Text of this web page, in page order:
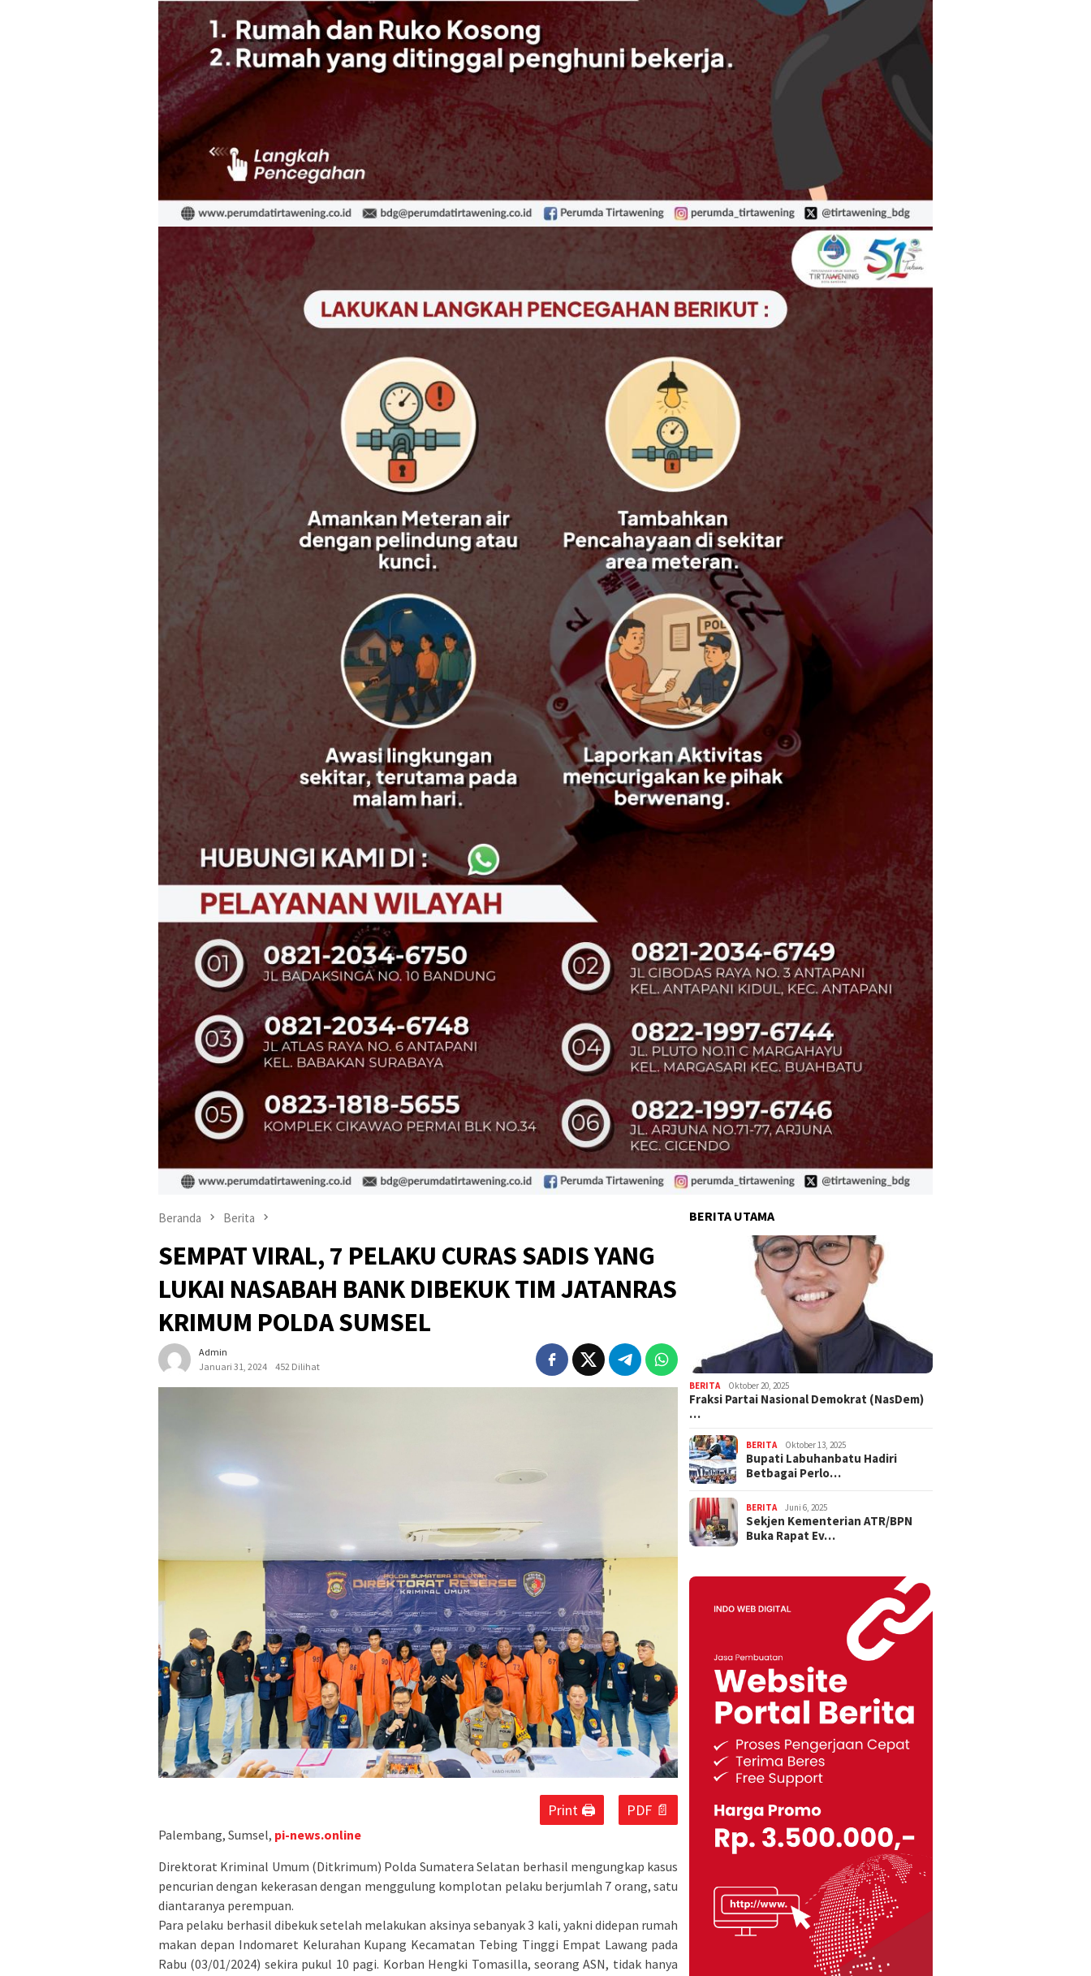
Beranda Berita
SEMPAT VIRAL, 7 PELAKU CURAS SADIS YANG
LUKAI NASABAH BANK DIBEKUK TIM JATANRAS
KRIMUM POLDA SUMSEL
Admin
Januari 31, 2024
452 Dilihat
Print 🖨 PDF 📄
Palembang, Sumsel, pi-news.online
Direktorat Kriminal Umum (Ditkrimum) Polda Sumatera Selatan berhasil mengungkap kasus
pencurian dengan kekerasan dengan menggulung komplotan pelaku berjumlah 7 orang, satu
diantaranya perempuan.
Para pelaku berhasil dibekuk setelah melakukan aksinya sebanyak 3 kali, yakni didepan rumah
makan depan Indomaret Kelurahan Kupang Kecamatan Tebing Tinggi Empat Lawang pada
Rabu (03/01/2024) sekira pukul 10 pagi. Korban Hengki Tomasilla, seorang ASN, tidak hanya
BERITA UTAMA
BERITA Oktober 20, 2025
Fraksi Partai Nasional Demokrat (NasDem)
…
BERITA Oktober 13, 2025
Bupati Labuhanbatu Hadiri
Betbagai Perlo…
BERITA Juni 6, 2025
Sekjen Kementerian ATR/BPN
Buka Rapat Ev…